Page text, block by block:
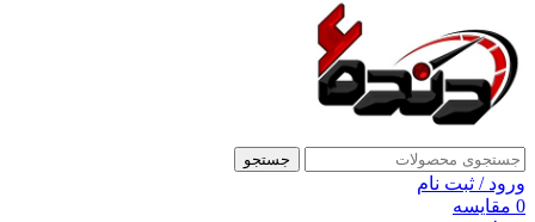
جستجو
ورود / ثبت نام
0 مقایسه